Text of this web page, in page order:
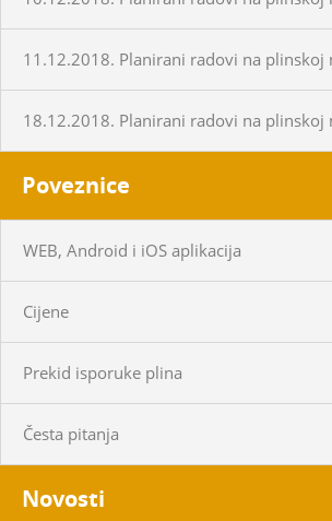
11.12.2018. Planirani radovi na plinskoj
18.12.2018. Planirani radovi na plinskoj
Poveznice
WEB, Android i iOS aplikacija
Cijene
Prekid isporuke plina
Česta pitanja
Novosti